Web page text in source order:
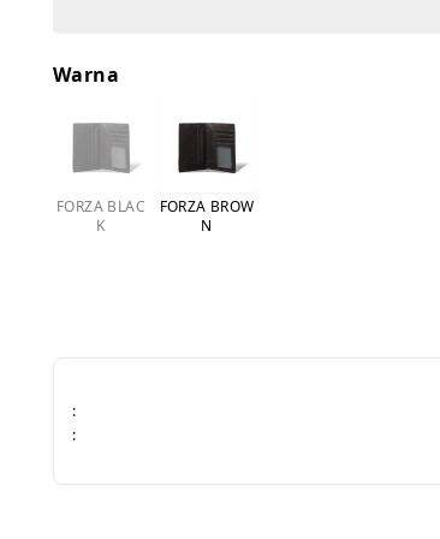
Warna
FORZA BLAC
K
FORZA BROW
N
:
: